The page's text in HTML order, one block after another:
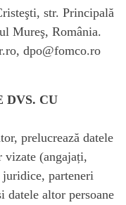
str. Principală
Mureş, România.
dpo@fomco.ro
DVS. CU
prelucrează datele
vizate (angajați,
parteneri
datele altor persoane